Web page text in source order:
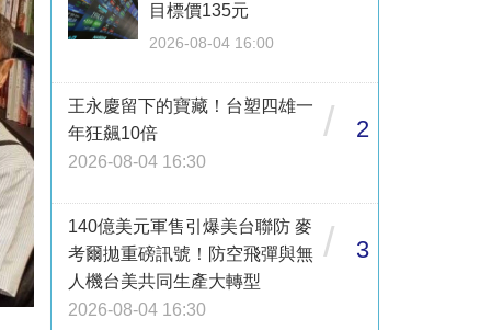
目標價135元
2026-08-04 16:00
王永慶留下的寶藏！台塑四雄一
年狂飆10倍
2026-08-04 16:30
/ 2
140億美元軍售引爆美台聯防 麥
考爾拋重磅訊號！防空飛彈與無
人機台美共同生產大轉型
2026-08-04 16:30
/ 3